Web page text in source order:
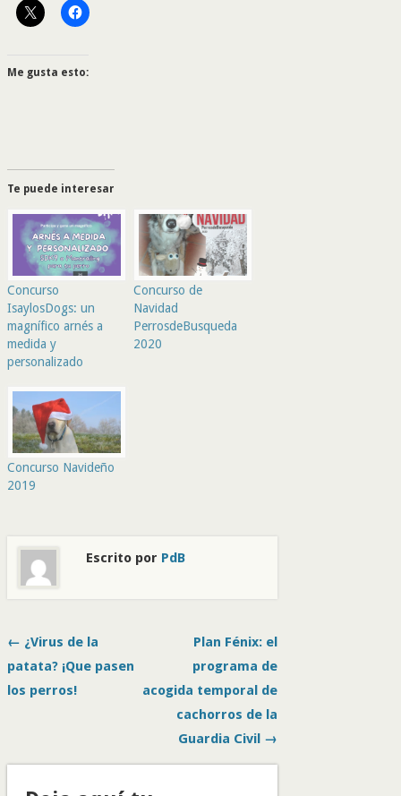
Me gusta esto:
Te puede interesar
Concurso
IsaylosDogs: un
magnífico arnés a
medida y
personalizado
Concurso de
Navidad
PerrosdeBusqueda
2020
Concurso Navideño
2019
Escrito por PdB
← ¿Virus de la
patata? ¡Que pasen
los perros!
Plan Fénix: el
programa de
acogida temporal de
cachorros de la
Guardia Civil →